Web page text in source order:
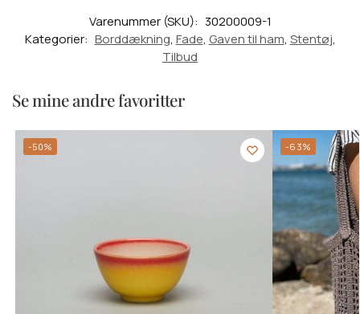
Varenummer (SKU): 30200009-1
Kategorier: Borddækning, Fade, Gaven til ham, Stentøj,
Tilbud
Se mine andre favoritter
-50% -63%